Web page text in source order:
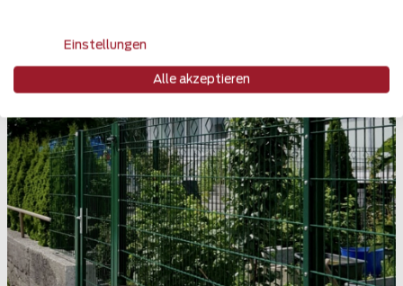
Einstellungen
Alle akzeptieren